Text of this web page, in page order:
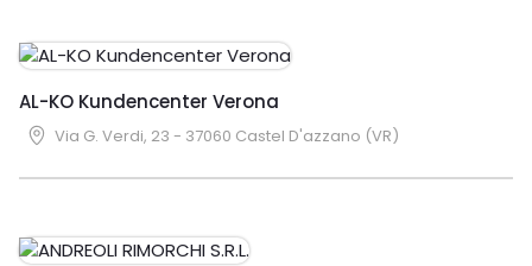
AL-KO Kundencenter Verona
Via G. Verdi, 23 - 37060 Castel D'azzano (VR)